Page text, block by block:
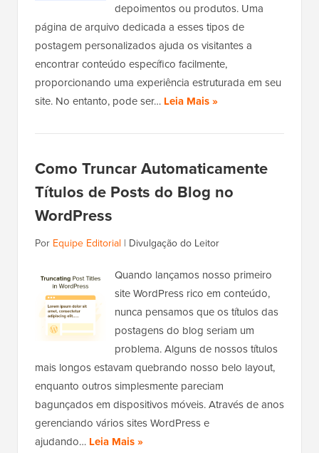
depoimentos ou produtos. Uma
página de arquivo dedicada a esses tipos de
postagem personalizados ajuda os visitantes a
encontrar conteúdo específico facilmente,
proporcionando uma experiência estruturada em seu
site. No entanto, pode ser… Leia Mais »
Como Truncar Automaticamente
Títulos de Posts do Blog no
WordPress
Por Equipe Editorial | Divulgação do Leitor
Quando lançamos nosso primeiro
site WordPress rico em conteúdo,
nunca pensamos que os títulos das
postagens do blog seriam um
problema. Alguns de nossos títulos
mais longos estavam quebrando nosso belo layout,
enquanto outros simplesmente pareciam
bagunçados em dispositivos móveis. Através de anos
gerenciando vários sites WordPress e
ajudando… Leia Mais »